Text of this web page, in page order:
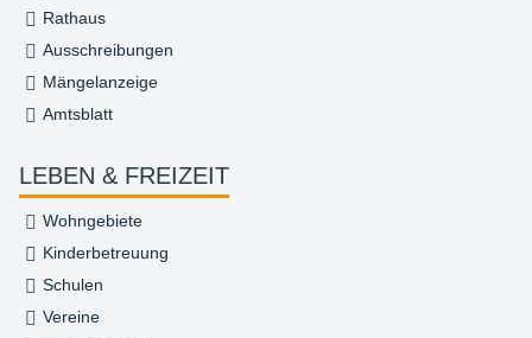
Rathaus
Ausschreibungen
Mängelanzeige
Amtsblatt
LEBEN & FREIZEIT
Wohngebiete
Kinderbetreuung
Schulen
Vereine